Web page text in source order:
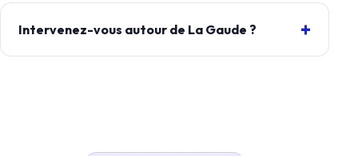
Intervenez-vous autour de La Gaude ?